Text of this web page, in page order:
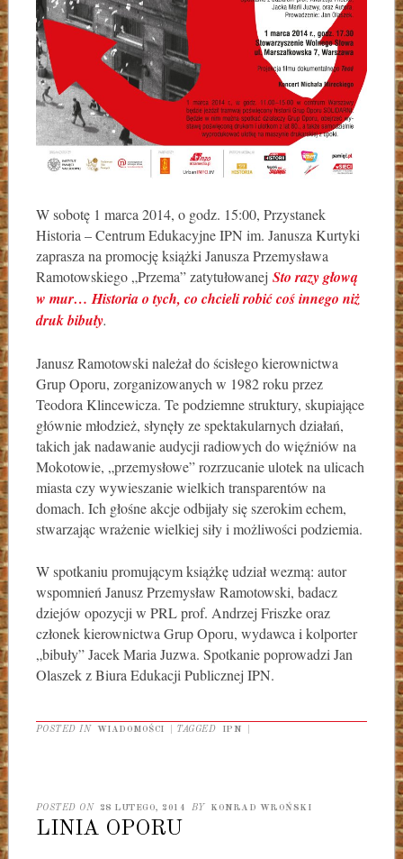
W sobotę 1 marca 2014, o godz. 15:00, Przystanek
Historia – Centrum Edukacyjne IPN im. Janusza Kurtyki
zaprasza na promocję książki Janusza Przemysława
Ramotowskiego „Przema” zatytułowanej Sto razy głową
w mur… Historia o tych, co chcieli robić coś innego niż
druk bibuły.
Janusz Ramotowski należał do ścisłego kierownictwa
Grup Oporu, zorganizowanych w 1982 roku przez
Teodora Klincewicza. Te podziemne struktury, skupiające
głównie młodzież, słynęły ze spektakularnych działań,
takich jak nadawanie audycji radiowych do więźniów na
Mokotowie, „przemysłowe” rozrzucanie ulotek na ulicach
miasta czy wywieszanie wielkich transparentów na
domach. Ich głośne akcje odbijały się szerokim echem,
stwarzając wrażenie wielkiej siły i możliwości podziemia.
W spotkaniu promującym książkę udział wezmą: autor
wspomnień Janusz Przemysław Ramotowski, badacz
dziejów opozycji w PRL prof. Andrzej Friszke oraz
członek kierownictwa Grup Oporu, wydawca i kolporter
„bibuły” Jacek Maria Juzwa. Spotkanie poprowadzi Jan
Olaszek z Biura Edukacji Publicznej IPN.
POSTED IN WIADOMOŚCI TAGGED IPN
POSTED ON 28 LUTEGO, 2014 BY KONRAD WROŃSKI
LINIA OPORU